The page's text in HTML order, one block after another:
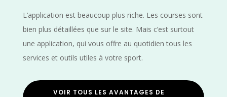
L’application est beaucoup plus riche. Les courses sont
bien plus détaillées que sur le site. Mais c’est surtout
une application, qui vous offre au quotidien tous les
services et outils utiles à votre sport.
VOIR TOUS LES AVANTAGES DE